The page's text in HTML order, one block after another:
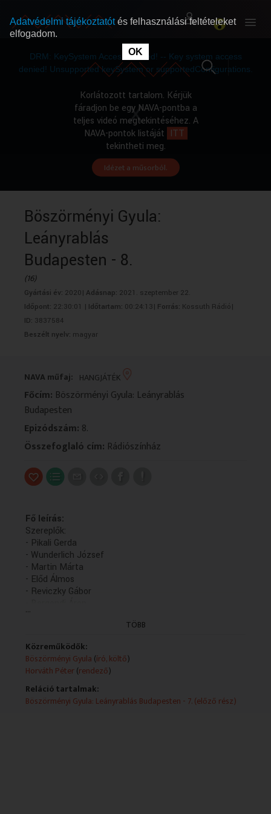
RÓLUNK
RÓLUNK
DRM: KeySystem Access Denied! -- Key system access
denied! Unsupported keySystem or supportedConfigurations.
Korlátozott tartalom. Kérjük
fáradjon be egy NAVA-pontba a
teljes videó megtekintéséhez. A
NAVA-pontok listáját ITT
tekintheti meg.
Idézet a műsorból.
Böszörményi Gyula:
Leányrablás
Budapesten - 8.
(16)
Gyártási év: 2020| Adásnap: 2021. szeptember 22.
Időpont: 22:30:01 | Időtartam: 00:24:13| Forrás: Kossuth Rádió|
ID: 3837584
Beszélt nyelv: magyar
NAVA műfaj: HANGJÁTÉK
Főcím: Böszörményi Gyula: Leányrablás
Budapesten
Epizódszám: 8.
Összefoglaló cím: Rádiószínház
Fő leírás:
Szereplők:
- Pikali Gerda
- Wunderlich József
- Martin Márta
- Előd Álmos
- Reviczky Gábor
- Horváth Péter
...
TÖBB
Közreműködők:
Böszörményi Gyula (író, költő)
Horváth Péter(rendező)
Reláció tartalmak:
Böszörményi Gyula: Leányrablás Budapesten - 7. (előző rész)
Adatvédelmi tájékoztatótés felhasználási feltételeket
elfogadom.
OK